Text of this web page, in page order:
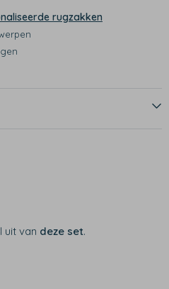
rugzakken
uit van deze set.